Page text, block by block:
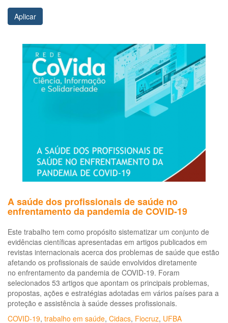
Aplicar
A saúde dos profissionais de saúde no
enfrentamento da pandemia de COVID-19
Este trabalho tem como propósito sistematizar um conjunto de
evidências científicas apresentadas em artigos publicados em
revistas internacionais acerca dos problemas de saúde que estão
afetando os profissionais de saúde envolvidos diretamente
no enfrentamento da pandemia de COVID-19. Foram
selecionados 53 artigos que apontam os principais problemas,
propostas, ações e estratégias adotadas em vários países para a
proteção e assistência à saúde desses profissionais.
COVID-19, trabalho em saúde, Cidacs, Fiocruz, UFBA